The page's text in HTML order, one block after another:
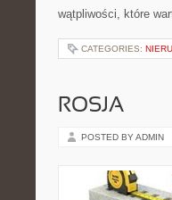
wątpliwości, które
CATEGORIES:
ROSJA
POSTED BY ADMIN